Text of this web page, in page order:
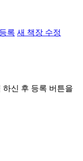
록 새 책장 수정
하신 후 등록 버튼을